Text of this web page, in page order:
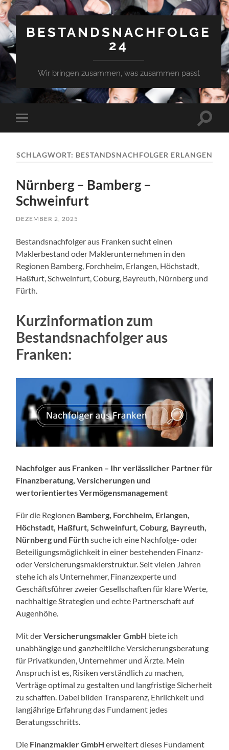
BESTANDSNACHFOLGE
24
Wir bringen zusammen, was zusammen passt
Mobile-
Menü
SCHLAGWORT: BESTANDSNACHFOLGER ERLANGEN
Nürnberg – Bamberg –
Schweinfurt
DEZEMBER 2, 2025
Bestandsnachfolger aus Franken sucht einen
Maklerbestand oder Maklerunternehmen in den
Regionen Bamberg, Forchheim, Erlangen, Höchstadt,
Haßfurt, Schweinfurt, Coburg, Bayreuth, Nürnberg und
Fürth.
Kurzinformation zum
Bestandsnachfolger aus
Franken:
Nachfolger aus Franken – Ihr verlässlicher Partner für
Finanzberatung, Versicherungen und
wertorientiertes Vermögensmanagement
Für die Regionen Bamberg, Forchheim, Erlangen,
Höchstadt, Haßfurt, Schweinfurt, Coburg, Bayreuth,
Nürnberg und Fürthsuche ich eine Nachfolge- oder
Beteiligungsmöglichkeit in einer bestehenden Finanz-
oder Versicherungsmaklerstruktur. Seit vielen Jahren
stehe ich als Unternehmer, Finanzexperte und
Geschäftsführer zweier Gesellschaften für klare Werte,
nachhaltige Strategien und echte Partnerschaft auf
Augenhöhe.
Mit derVersicherungsmakler GmbH biete ich
unabhängige und ganzheitliche Versicherungsberatung
für Privatkunden, Unternehmer und Ärzte. Mein
Anspruch ist es, Risiken verständlich zu machen,
Verträge optimal zu gestalten und langfristige Sicherheit
zu schaffen. Dabei bilden Transparenz, Ehrlichkeit und
langjährige Erfahrung das Fundament jedes
Beratungsschritts.
Die Finanzmakler GmbH erweitert dieses Fundament